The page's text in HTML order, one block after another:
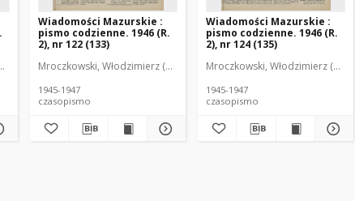
1971). Redaktor
Wiadomości Mazurskie :
pismo codzienne. 1946 (R.
2), nr 122 (133)
Mroczkowski, Włodzimierz (1902-1971). Redaktor
1945-1947
czasopismo
Wiadomości Mazurskie :
pismo codzienne. 1946 (R.
2), nr 124 (135)
Mroczkowski, Włodzimierz
1945-1947
czasopismo